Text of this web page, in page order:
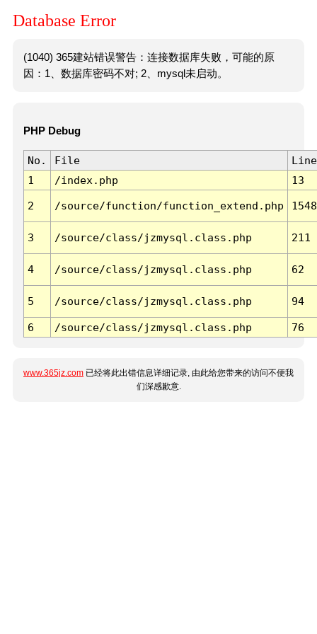
Database Error
(1040) 365建站错误警告：连接数据库失败，可能的原
因：1、数据库密码不对; 2、mysql未启动。
PHP Debug
No. File
Line
1
/index.php 13
2 /source/function/function_extend.php 1548
3 /source/class/jzmysql.class.php 211
4 /source/class/jzmysql.class.php 62
5 /source/class/jzmysql.class.php 94
6 /source/class/jzmysql.class.php 76
www.365jz.com 已经将此出错信息详细记录, 由此给您带来的访问不便我
们深感歉意.